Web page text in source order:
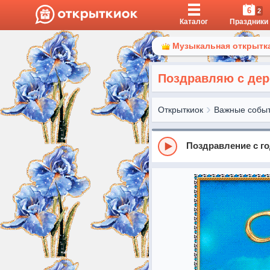
Каталог
6 2
Праздники
Музыкальная
Поздравляю с
Открыткиок Важные
Поздравление с